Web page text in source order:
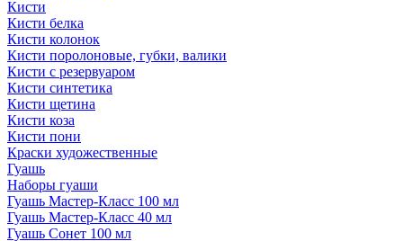
Кисти
Кисти белка
Кисти колонок
Кисти поролоновые, губки, валики
Кисти с резервуаром
Кисти синтетика
Кисти щетина
Кисти коза
Кисти пони
Краски художественные
Гуашь
Наборы гуаши
Гуашь Мастер-Класс 100 мл
Гуашь Мастер-Класс 40 мл
Гуашь Сонет 100 мл